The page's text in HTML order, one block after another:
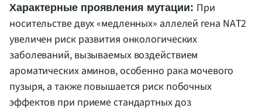
Характерные проявления мутации: При
носительстве двух «медленных» аллелей гена NAT2
увеличен риск развития онкологических
заболеваний, вызываемых воздействием
ароматических аминов, особенно рака мочевого
пузыря, а также повышается риск побочных
эффектов при приеме стандартных доз